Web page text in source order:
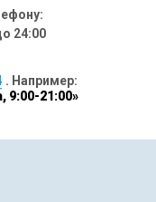
24:00
. Например:
9:00-21:00»